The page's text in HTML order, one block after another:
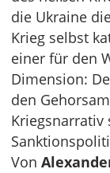
die Ukraine
Krieg selbst
einer für den
Dimension:
den
Kriegsnarrativ
Von